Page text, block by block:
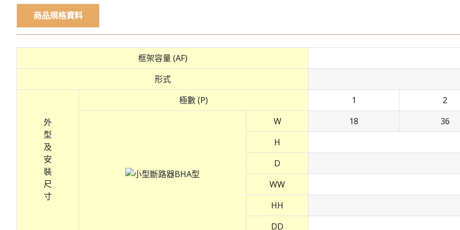
商品規格資料
框架容量 (AF)
形式
外
型
及
安
裝
尺
寸
極數 (P) 1
2
W
18
36
H
D
WW
HH
DD